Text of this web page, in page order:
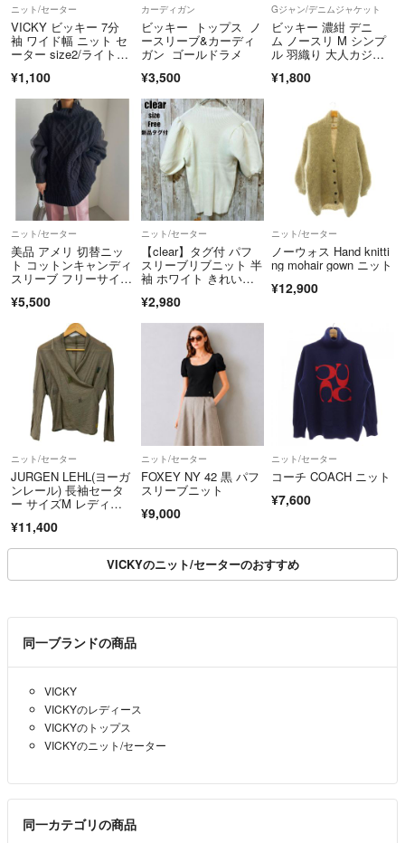
ニット/セーター
VICKY ビッキー 7分
袖 ワイド幅 ニット セ
ーター size2/ライトグ
¥1,100
カーディガン
ビッキー トップス ノ
ースリーブ&カーディ
ガン ゴールドラメ
¥3,500
Gジャン/デニムジャケット
ビッキー 濃紺 デニ
ム ノースリ M シンプ
ル 羽織り 大人カジュ
¥1,800
ニット/セーター
美品 アメリ 切替ニッ
ト コットンキャンディ
スリーブ フリーサイ
¥5,500
ニット/セーター
【clear】タグ付 パフ
スリーブリブニット 半
袖 ホワイト きれいめ
¥2,980
ニット/セーター
ノーウォス Hand knitti
ng mohair gown ニット
¥12,900
ニット/セーター
JURGEN LEHL(ヨーガ
ンレール) 長袖セータ
ー サイズM レディー
マルチ Vネック
¥11,400
ニット/セーター
FOXEY NY 42 黒 パフ
スリーブニット
¥9,000
ニット/セーター
コーチ COACH ニット
¥7,600
VICKYのニット/セーターのおすすめ
同一ブランドの商品
VICKY
VICKYのレディース
VICKYのトップス
VICKYのニット/セーター
同一カテゴリの商品